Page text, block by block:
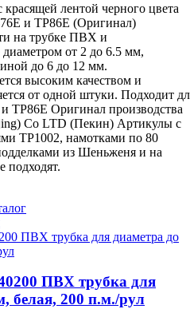
лентой черного цвета
и TP86E (Оригинал)
на трубке ПВХ и
диаметром от 2 до 6.5 мм,
до 6 до 12 мм.
высоким качеством и
от одной штуки. Подходит
TP86E Оригинал производства
Co LTD (Пекин) Артикулы с
TP1002, намотками по 80
из Шеньженя и на
подходят.
ПВХ трубка для
белая, 200 п.м./рул